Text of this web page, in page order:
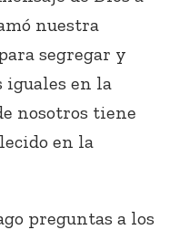
nuestra
segregar y
iguales en la
nosotros tiene
en la
preguntas a los